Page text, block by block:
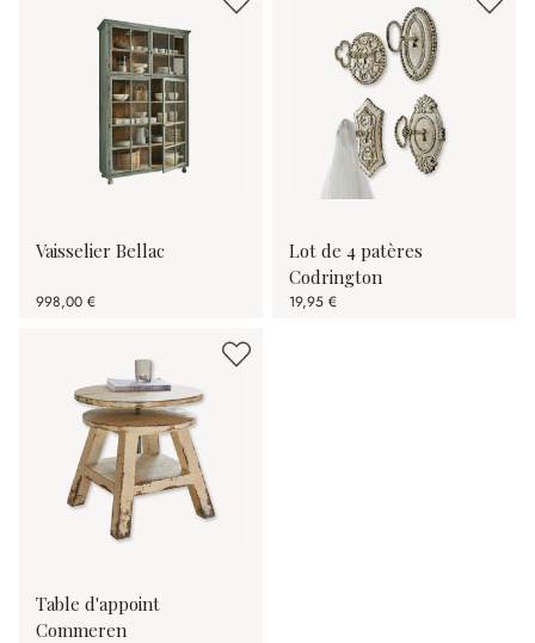
Vaisselier Bellac
998,00 €
Lot de 4 patères
Codrington
19,95 €
Table d'appoint
Commeren